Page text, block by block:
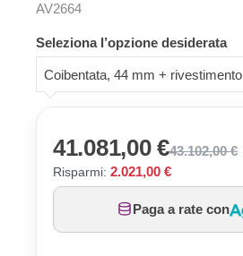
AV2664
Seleziona l’opzione desiderata
Coibentata, 44 mm + rivestimento
41.081,00 €43.102,00 €
Risparmi: 2.021,00 €
Paga a rate con